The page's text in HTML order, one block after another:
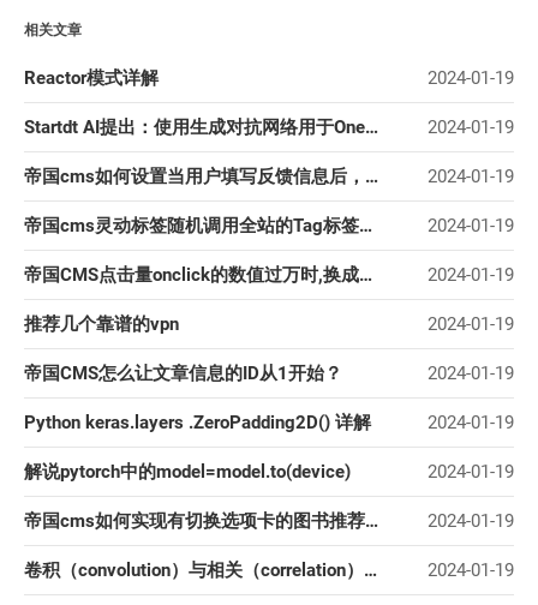
相关文章
Reactor模式详解 2024-01-19
Startdt AI提出：使用生成对抗网络用于One-Stage目标检测的知识蒸馏方法 2024-01-19
帝国cms如何设置当用户填写反馈信息后，收到邮件提醒？ 2024-01-19
帝国cms灵动标签随机调用全站的Tag标签的方法 2024-01-19
帝国CMS点击量onclick的数值过万时,换成万为单位的方法 2024-01-19
推荐几个靠谱的vpn 2024-01-19
帝国CMS怎么让文章信息的ID从1开始？ 2024-01-19
Python keras.layers .ZeroPadding2D() 详解 2024-01-19
解说pytorch中的model=model.to(device) 2024-01-19
帝国cms如何实现有切换选项卡的图书推荐列表？ 2024-01-19
卷积（convolution）与相关（correlation）（matlab 实现） 2024-01-19